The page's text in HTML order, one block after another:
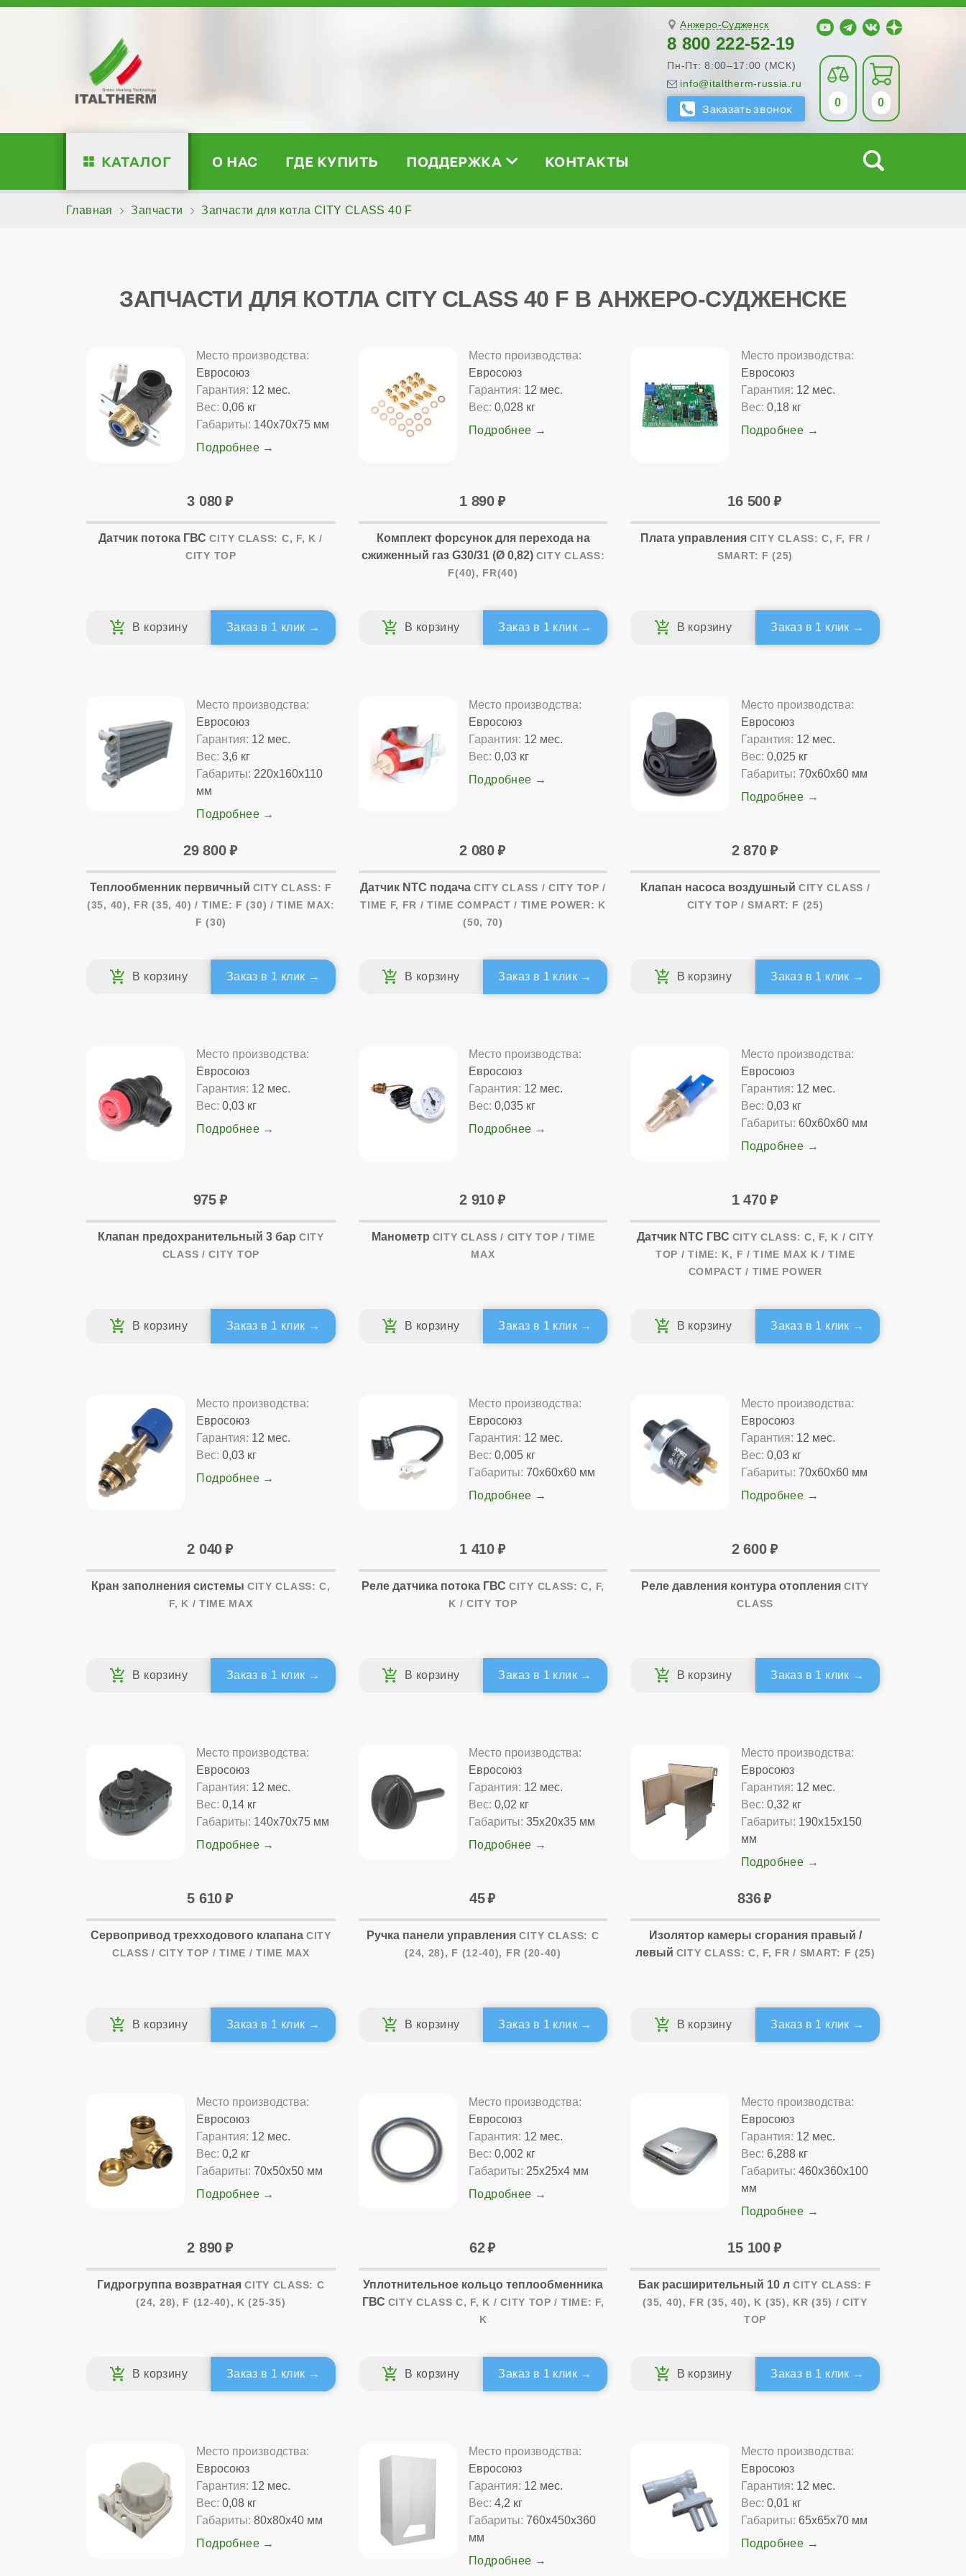
Анжеро-Судженск
8 800 222-52-19
Пн-Пт: 8:00–17:00 (МСК)
info@italtherm-russia.ru
0 0
КАТАЛОГ О НАС ГДЕ КУПИТЬ ПОДДЕРЖКА КОНТАКТЫ
Главная Запчасти Запчасти для котла CITY CLASS 40 F
ЗАПЧАСТИ ДЛЯ КОТЛА CITY CLASS 40 F В АНЖЕРО-СУДЖЕНСКЕ
Место производства:
Евросоюз
Гарантия: 12 мес.
Вес: 0,06 кг
Габариты: 140x70x75 мм
Подробнее
3 080
Датчик потока ГВС CITY CLASS: C, F, K /
CITY TOP
Заказ в 1 клик
Место производства:
Евросоюз
Гарантия: 12 мес.
Вес: 0,028 кг
Подробнее
1 890
Комплект форсунок для перехода на
сжиженный газ G30/31 (Ø 0,82) CITY CLASS:
F(40), FR(40)
Заказ в 1 клик
Место производства:
Евросоюз
Гарантия: 12 мес.
Вес: 0,18 кг
Подробнее
16 500
Плата управления CITY CLASS: C, F, FR /
SMART: F (25)
Заказ в 1 клик
Место производства:
Евросоюз
Гарантия: 12 мес.
Вес: 3,6 кг
Габариты: 220x160x110
мм
Подробнее
29 800
Теплообменник первичный CITY CLASS: F
(35, 40), FR (35, 40) / TIME: F (30) / TIME MAX:
F (30)
Заказ в 1 клик
Место производства:
Евросоюз
Гарантия: 12 мес.
Вес: 0,03 кг
Подробнее
2 080
Датчик NTC подача CITY CLASS / CITY TOP /
TIME F, FR / TIME COMPACT / TIME POWER: K
(50, 70)
Заказ в 1 клик
Место производства:
Евросоюз
Гарантия: 12 мес.
Вес: 0,025 кг
Габариты: 70x60x60 мм
Подробнее
2 870
Клапан насоса воздушный CITY CLASS /
CITY TOP / SMART: F (25)
Заказ в 1 клик
Место производства:
Евросоюз
Гарантия: 12 мес.
Вес: 0,03 кг
Подробнее
975
Клапан предохранительный 3 бар CITY
CLASS / CITY TOP
Заказ в 1 клик
Место производства:
Евросоюз
Гарантия: 12 мес.
Вес: 0,035 кг
Подробнее
2 910
Манометр CITY CLASS / CITY TOP / TIME
MAX
Заказ в 1 клик
Место производства:
Евросоюз
Гарантия: 12 мес.
Вес: 0,03 кг
Габариты: 60x60x60 мм
Подробнее
1 470
Датчик NTC ГВС CITY CLASS: C, F, K / CITY
TOP / TIME: K, F / TIME MAX K / TIME
COMPACT / TIME POWER
Заказ в 1 клик
Место производства:
Евросоюз
Гарантия: 12 мес.
Вес: 0,03 кг
Подробнее
2 040
Кран заполнения системы CITY CLASS: C,
F, K / TIME MAX
Заказ в 1 клик
Место производства:
Евросоюз
Гарантия: 12 мес.
Вес: 0,005 кг
Габариты: 70x60x60 мм
Подробнее
1 410
Реле датчика потока ГВС CITY CLASS: C, F,
K / CITY TOP
Заказ в 1 клик
Место производства:
Евросоюз
Гарантия: 12 мес.
Вес: 0,03 кг
Габариты: 70x60x60 мм
Подробнее
2 600
Реле давления контура отопленияCITY
CLASS
Заказ в 1 клик
Место производства:
Евросоюз
Гарантия: 12 мес.
Вес: 0,14 кг
Габариты: 140x70x75 мм
Подробнее
5 610
Сервопривод трехходового клапана CITY
CLASS / CITY TOP / TIME / TIME MAX
Заказ в 1 клик
Место производства:
Евросоюз
Гарантия: 12 мес.
Вес: 0,02 кг
Габариты: 35x20x35 мм
Подробнее
45
Ручка панели управления CITY CLASS: C
(24, 28), F (12-40), FR (20-40)
Заказ в 1 клик
Место производства:
Евросоюз
Гарантия: 12 мес.
Вес: 0,32 кг
Габариты: 190x15x150
мм
Подробнее
836
Изолятор камеры сгорания правый /
левый CITY CLASS: C, F, FR / SMART: F (25)
Заказ в 1 клик
Место производства:
Евросоюз
Гарантия: 12 мес.
Вес: 0,2 кг
Габариты: 70x50x50 мм
Подробнее
2 890
Гидрогруппа возвратная CITY CLASS: C
(24, 28), F (12-40), K (25-35)
Заказ в 1 клик
Место производства:
Евросоюз
Гарантия: 12 мес.
Вес: 0,002 кг
Габариты: 25x25x4 мм
Подробнее
62
Уплотнительное кольцо теплообменника
ГВС CITY CLASS C, F, K / CITY TOP / TIME: F,
K
Заказ в 1 клик
Место производства:
Евросоюз
Гарантия: 12 мес.
Вес: 6,288 кг
Габариты: 460x360x100
мм
Подробнее
15 100
Бак расширительный 10 л CITY CLASS: F
(35, 40), FR (35, 40), K (35), KR (35) / CITY
TOP
Заказ в 1 клик
Место производства:
Евросоюз
Гарантия: 12 мес.
Вес: 0,08 кг
Габариты: 80x80x40 мм
Подробнее
Место производства:
Евросоюз
Гарантия: 12 мес.
Вес: 4,2 кг
Габариты: 760x450x360
мм
Подробнее
Место производства:
Евросоюз
Гарантия: 12 мес.
Вес: 0,01 кг
Габариты: 65x65x70 мм
Подробнее